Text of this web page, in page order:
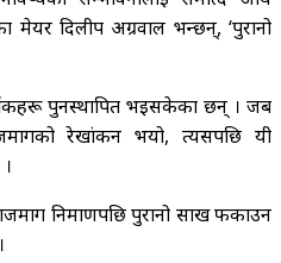
मेयर दिलीप अग्रवाल भन्छन्, ‘पुरानो
पुनर्स्थापित भइसकेका छन् । जब
रेखांकन भयो, त्यसपछि यी
निर्माणपछि पुरानो साख फर्काउन